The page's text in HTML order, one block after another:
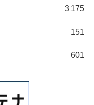
3,175
151
601